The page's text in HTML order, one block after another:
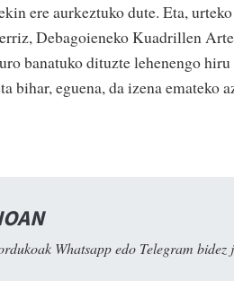
ere aurkeztuko dute. Eta,
Debagoieneko Kuadrillen
banatuko dituzte lehenengo
bihar, eguena, da izena emateko
Whatsapp edo Telegram bidez